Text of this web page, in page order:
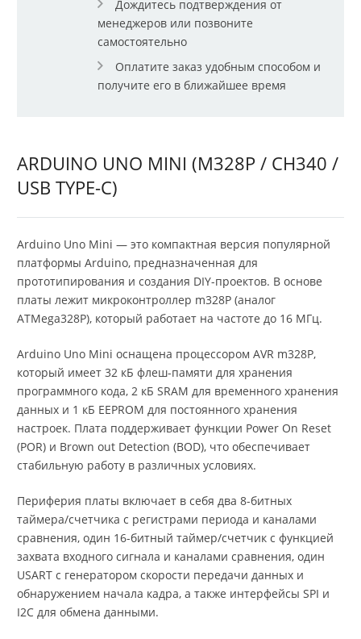
Дождитесь подтверждения от
менеджеров или позвоните
самостоятельно
Оплатите заказ удобным способом и
получите его в ближайшее время
ARDUINO UNO MINI (M328P / CH340 /
USB TYPE-C)
Arduino Uno Mini — это компактная версия популярной
платформы Arduino, предназначенная для
прототипирования и создания DIY-проектов. В основе
платы лежит микроконтроллер m328P (аналог
ATMega328P), который работает на частоте до 16 МГц.
Arduino Uno Mini оснащена процессором AVR m328P,
который имеет 32 кБ флеш-памяти для хранения
программного кода, 2 кБ SRAM для временного хранения
данных и 1 кБ EEPROM для постоянного хранения
настроек. Плата поддерживает функции Power On Reset
(POR) и Brown out Detection (BOD), что обеспечивает
стабильную работу в различных условиях.
Периферия платы включает в себя два 8-битных
таймера/счетчика с регистрами периода и каналами
сравнения, один 16-битный таймер/счетчик с функцией
захвата входного сигнала и каналами сравнения, один
USART с генератором скорости передачи данных и
обнаружением начала кадра, а также интерфейсы SPI и
I2C для обмена данными.